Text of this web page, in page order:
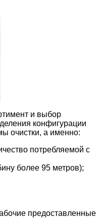
и выбор
конфигурации
очистки, а именно:
потребляемой с
более 95 метров);
предоставленные